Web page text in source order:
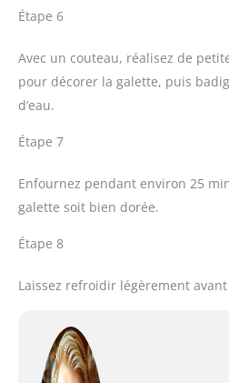
Étape 6
Avec un couteau, réalisez de
pour décorer la galette, puis
d’eau.
Étape 7
Enfournez pendant environ 25
galette soit bien dorée.
Étape 8
Laissez refroidir légèrement